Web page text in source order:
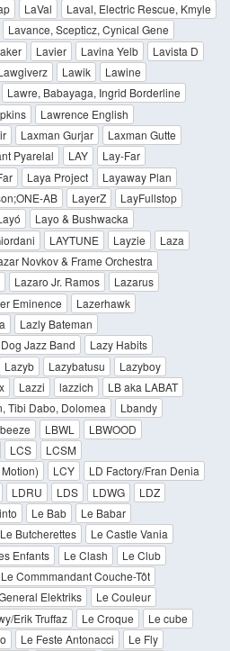
LaVal
Laval, Electric Rescue, Kmyle
Lavance, Scepticz, Cynical Gene
Lavier Lavina Yelb
Lavista D
Lawik
Lawine
Lawre, Babayaga, Ingrid Borderline
Lawrence English
Laxman Gurjar
Laxman Gutte
Pyarelal LAY
Lay-Far
Laya Project
Layaway Plan
AB LayerZ
LayFullstop
Layo & Bushwacka
LAYTUNE Layzie
Laza
Novkov & Frame Orchestra
Lazaro Jr. Ramos
Lazarus
Eminence
Lazerhawk
Lazly Bateman
Jazz Band
Lazy Habits
Lazyb Lazybatusu
Lazyboy
Lazzi lazzich
LB aka LABAT
Tibi Dabo, Dolomea
Lbandy
LBWL
LBWOOD
LCS
LCSM
LCY
LD Factory/Fran Denia
LDRU LDS LDWG
LDZ
Le Bab
Le Babar
Le Butcherettes
Le Castle Vania
Enfants Le Clash
Le Club
Le Commmandant Couche-Tôt
Elektriks
Le Couleur
Erik Truffaz
Le Croque
Le cube
Le Feste Antonacci
Le Fly